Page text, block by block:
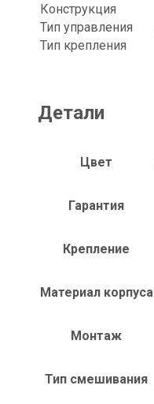
Конструкция
Тип управления
Тип крепления
Детали
Цвет
Гарантия
Крепление
Материал корпуса
Монтаж
Тип смешивания